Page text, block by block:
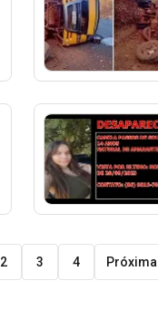
2 3 4 Próxima